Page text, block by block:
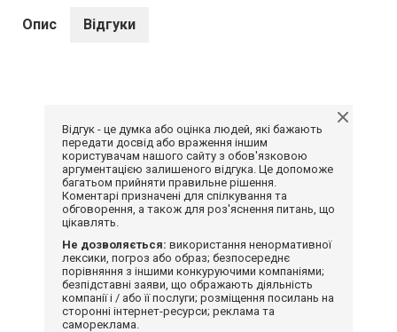
Опис Відгуки
Відгук - це думка або оцінка людей, які бажають
передати досвід або враження іншим
користувачам нашого сайту з обов'язковою
аргументацією залишеного відгука. Це допоможе
багатьом прийняти правильне рішення.
Коментарі призначені для спілкування та
обговорення, а також для роз'яснення питань, що
цікавлять.
Не дозволяється: використання ненормативної
лексики, погроз або образ; безпосереднє
порівняння з іншими конкуруючими компаніями;
безпідставні заяви, що ображають діяльність
компанії і / або її послуги; розміщення посилань на
сторонні інтернет-ресурси; реклама та
самореклама.